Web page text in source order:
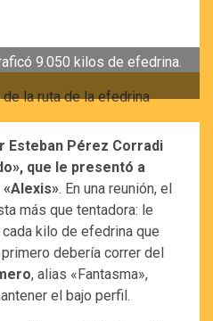
9.050 kilos de efedrina.
Esteban Pérez Corradi
que le presentó a
. En una reunión, el
más que tentadora: le
kilo de efedrina que
debería correr del
, alias «Fantasma»,
el bajo perfil.